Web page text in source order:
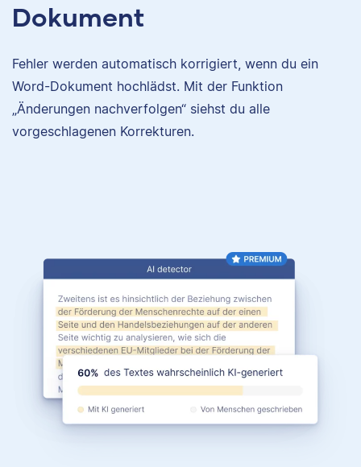
Dokument
Fehler werden automatisch korrigiert, wenn du ein
Word-Dokument hochlädst. Mit der Funktion
„Änderungen nachverfolgen“ siehst du alle
vorgeschlagenen Korrekturen.